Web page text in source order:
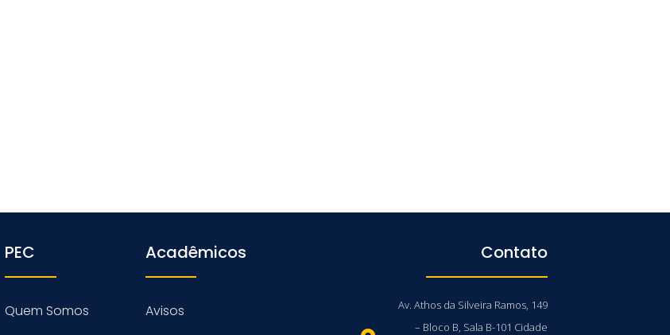
PEC
Quem Somos
Acadêmicos
Avisos
Contato
Av. Athos da Silveira Ramos, 149
– Bloco B, Sala B-101 Cidade